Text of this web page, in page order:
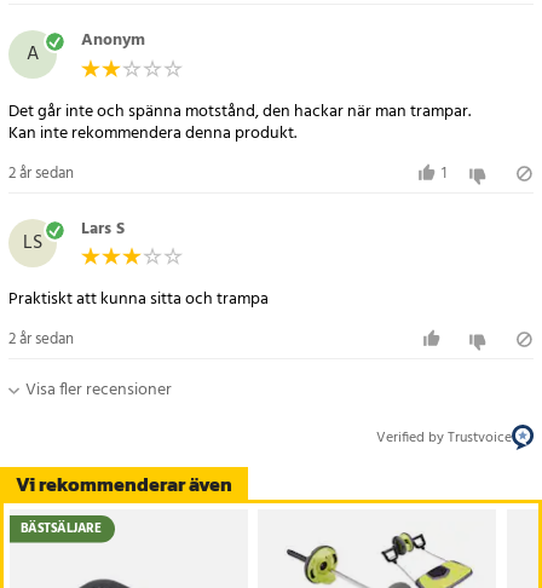
Vi rekommenderar även
BÄSTSÄLJARE
A Anonym
Det går inte och spänna motstånd, den hackar när man trampar.
Kan inte rekommendera denna produkt.
2 år sedan 1
LS Lars S
Praktiskt att kunna sitta och trampa
2 år sedan
Visa fler recensioner
Verified by Trustvoice